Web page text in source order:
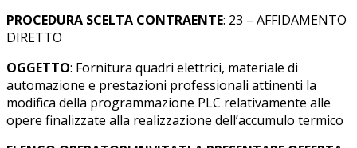
PROCEDURA SCELTA CONTRAENTE: 23 – AFFIDAMENTO
DIRETTO
OGGETTO: Fornitura quadri elettrici, materiale di
automazione e prestazioni professionali attinenti la
modifica della programmazione PLC relativamente alle
opere finalizzate alla realizzazione dell’accumulo termico